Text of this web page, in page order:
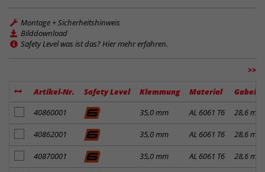
Montage + Sicherheitshinweis
Bilddownload
Safety Level was ist das? Hier mehr erfahren.
>>
Artikel-Nr. Safety Level Klemmung Material
Artikel zum Merkzettel hinzufügen
40860001 35,0 mm AL 6061 T6 28,6 mm
Artikel zum Merkzettel hinzufügen
40862001 35,0 mm AL 6061 T6 28,6 mm
Artikel zum Merkzettel hinzufügen
40870001 35,0 mm AL 6061 T6 28,6 mm